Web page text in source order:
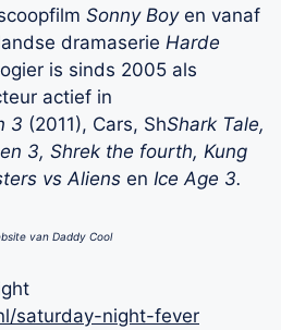
Sonny Boyen vanaf
dramaserie Harde
is sinds 2005 als
actief in
3 (2011), Cars, ShShark Tale,
3, Shrek the fourth, Kung
vs Aliens en Ice Age 3.
van Daddy Cool
saturday-night-fever